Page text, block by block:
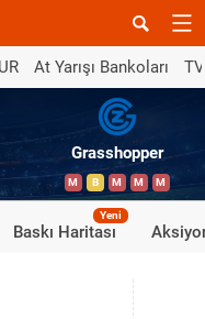
At Yarışı Bankoları
Grasshopper
M B M M M
Baskı Haritası
Yeni